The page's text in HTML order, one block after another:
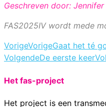
Geschreven door:
FAS2025IV wordt mede
VorigeVorigeGaat het té
VolgendeDe eerste keer
Het fas-project
Het project is een